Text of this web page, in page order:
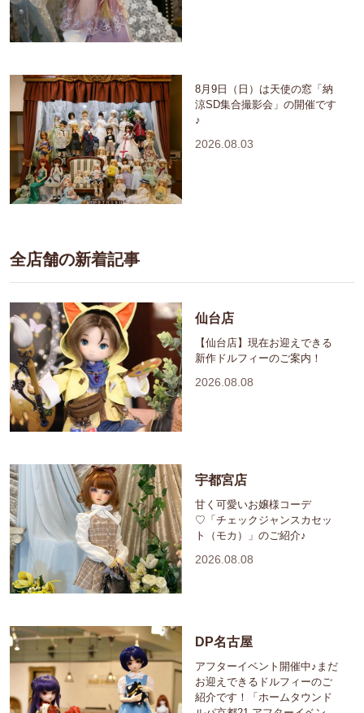
8月9日（日）は天使の窓「納
涼SD集合撮影会」の開催です
♪
2026.08.03
全店舗の新着記事
仙台店
【仙台店】現在お迎えできる
新作ドルフィーのご案内！
2026.08.08
宇都宮店
甘く可愛いお嬢様コーデ
♡「チェックジャンスカセッ
ト（モカ）」のご紹介♪
2026.08.08
DP名古屋
アフターイベント開催中♪まだ
お迎えできるドルフィーのご
紹介です！「ホームタウンド